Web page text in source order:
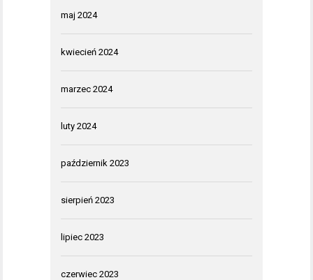
maj 2024
kwiecień 2024
marzec 2024
luty 2024
październik 2023
sierpień 2023
lipiec 2023
czerwiec 2023